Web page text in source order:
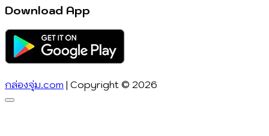
Download App
กล่องจุ่ม.com | Copyright © 2026
Go